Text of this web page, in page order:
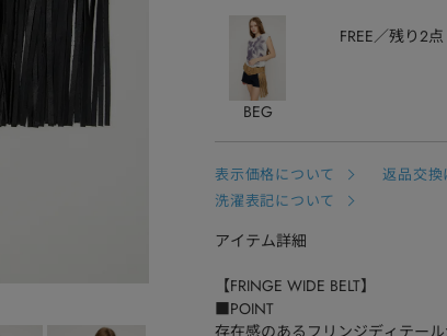
BEG
FREE 残り2点
表示価格について 返品交換
洗濯表記について
アイテム詳細
【FRINGE WIDE BELT】
■POINT
存在感のあるフリンジディテー